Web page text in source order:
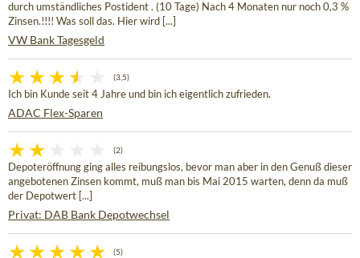
durch umständliches Postident . (10 Tage) Nach 4 Monaten nur noch 0,3 %
Zinsen.!!!! Was soll das. Hier wird [...]
VW Bank Tagesgeld
(3,5)
Ich bin Kunde seit 4 Jahre und bin ich eigentlich zufrieden.
ADAC Flex-Sparen
(2)
Depoteröffnung ging alles reibungslos, bevor man aber in den Genuß dieser
angebotenen Zinsen kommt, muß man bis Mai 2015 warten, denn da muß
der Depotwert [...]
Privat: DAB Bank Depotwechsel
(5)